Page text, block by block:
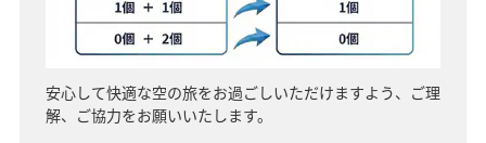
安心して快適な空の旅をお過ごしいただけますよう、ご理
解、ご協力をお願いいたします。